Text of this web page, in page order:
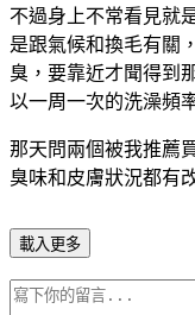
不過身上不常看見就
是跟氣候和換毛有關
臭，要靠近才聞得到
以一周一次的洗澡頻
那天問兩個被我推薦
臭味和皮膚狀況都有
載入更多